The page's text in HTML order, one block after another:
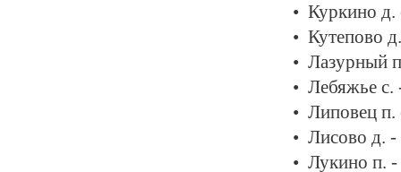
Куркино д.
Кутепово
Лазурный
Лебяжье с.
Липовец п.
Лисово д.
Лукино п.